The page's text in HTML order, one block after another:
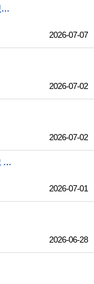
서울 디테일링샵 일자리를 찾고 있습니다
2026-07-07
2026-07-02
2026-07-02
세차원 광택 디테일 기술을 배우고 싶습니다.
2026-07-01
2026-06-28